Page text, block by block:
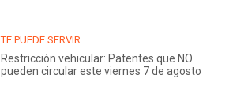
TE PUEDE SERVIR
Restricción vehicular: Patentes que NO
pueden circular este viernes 7 de agosto